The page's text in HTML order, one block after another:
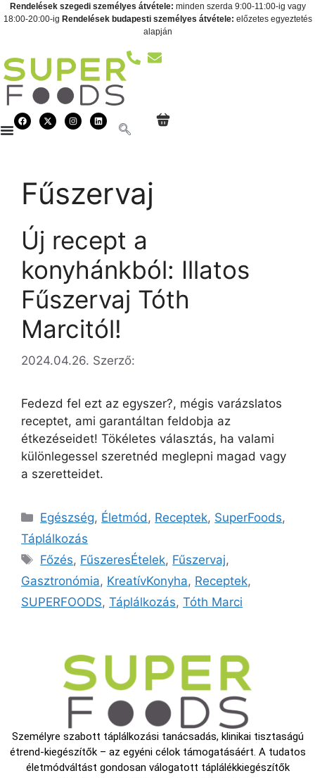
Rendelések szegedi személyes átvétele: minden szerda 9:00-11:00-ig vagy
18:00-20:00-ig Rendelések budapesti személyes átvétele: előzetes egyeztetés
alapján
Fűszervaj
Új recept a
konyhánkból: Illatos
Fűszervaj Tóth
Marcitól!
2024.04.26. Szerző:
Fedezd fel ezt az egyszer?, mégis varázslatos
receptet, ami garantáltan feldobja az
étkezéseidet! Tökéletes választás, ha valami
különlegessel szeretnéd meglepni magad vagy
a szeretteidet.
Egészség, Életmód , Receptek, SuperFoods,
Táplálkozás
Főzés, FűszeresÉtelek, Fűszervaj,
Gasztronómia, KreatívKonyha, Receptek,
SUPERFOODS, Táplálkozás, Tóth Marci
Személyre szabott táplálkozási tanácsadás, klinikai tisztaságú
étrend-kiegészítők – az egyéni célok támogatásáért. A tudatos
életmódváltást gondosan válogatott táplálékkiegészítők